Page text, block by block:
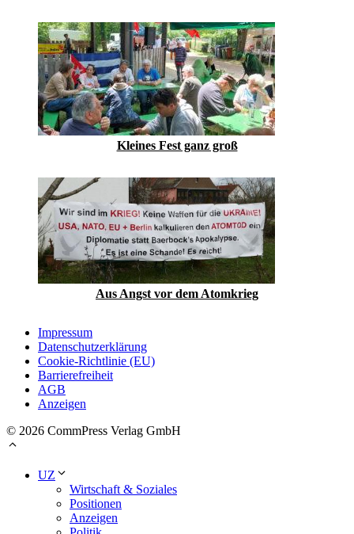
Kleines Fest ganz groß
Aus Angst vor dem Atomkrieg
Impressum
Datenschutzerklärung
Cookie-Richtlinie (EU)
Barrierefreiheit
AGB
Anzeigen
© 2026 CommPress Verlag GmbH
UZ
Wirtschaft & Soziales
Positionen
Anzeigen